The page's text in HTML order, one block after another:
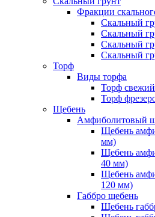
Фракции
Скальный
Скальный
Скальный
Скальный
Торф
Виды торфа
Торф свежий
Торф
Щебень
Амфиболитовый
Щебень
мм)
Щебень
40 мм)
Щебень
120 мм)
Габбро щебень
Щебень